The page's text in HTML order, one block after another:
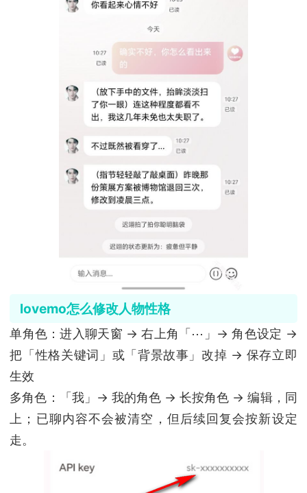
lovemo怎么修改人物性格
单角色：进入聊天窗 → 右上角「⋯」→ 角色设定 →
把「性格关键词」或「背景故事」改掉 → 保存立即
生效
多角色：「我」→ 我的角色 → 长按角色 → 编辑，同
上；已聊内容不会被清空，但后续回复会按新设定
走。